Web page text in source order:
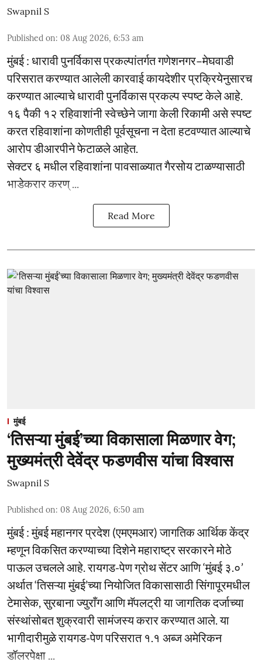
Swapnil S
Published on: 08 Aug 2026, 6:53 am
मुंबई : धारावी पुनर्विकास प्रकल्पांतर्गत गणेशनगर–मेघवाडी
परिसरात करण्यात आलेली कारवाई कायदेशीर प्रक्रियेनुसारच
करण्यात आल्याचे धारावी पुनर्विकास प्रकल्प स्पष्ट केले आहे.
१६ पैकी १२ रहिवाशांनी स्वेच्छेने जागा केली रिकामी असे स्पष्ट
करत रहिवाशांना कोणतीही पूर्वसूचना न देता हटवण्यात आल्याचे
आरोप डीआरपीने फेटाळले आहेत.
सेक्टर ६ मधील रहिवाशांना पावसाळ्यात गैरसोय टाळण्यासाठी
भाडेकरार करण् ...
Read More
मुंबई
‘तिसऱ्या मुंबई’च्या विकासाला मिळणार वेग;
मुख्यमंत्री देवेंद्र फडणवीस यांचा विश्वास
Swapnil S
Published on: 08 Aug 2026, 6:50 am
मुंबई : मुंबई महानगर प्रदेश (एमएमआर) जागतिक आर्थिक केंद्र
म्हणून विकसित करण्याच्या दिशेने महाराष्ट्र सरकारने मोठे
पाऊल उचलले आहे. रायगड-पेण ग्रोथ सेंटर आणि ‘मुंबई ३.०’
अर्थात ‘तिसऱ्या मुंबई’च्या नियोजित विकासासाठी सिंगापूरमधील
टेमासेक, सुरबाना ज्युराँग आणि मॅपलट्री या जागतिक दर्जाच्या
संस्थांसोबत शुक्रवारी सामंजस्य करार करण्यात आले. या
भागीदारीमुळे रायगड-पेण परिसरात १.१ अब्ज अमेरिकन
डॉलरपेक्षा ...